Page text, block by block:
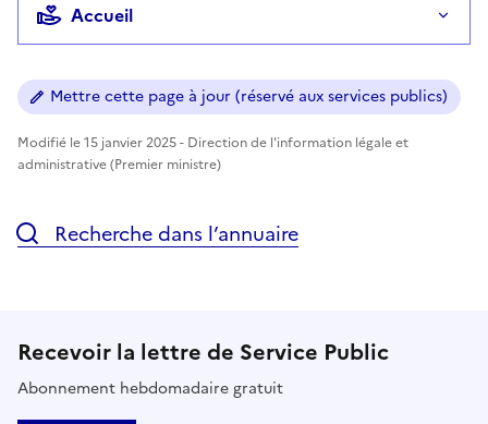
Accueil
Mettre cette page à jour (réservé aux services publics)
Modifié le 15 janvier 2025 - Direction de l'information légale et
administrative (Premier ministre)
Recherche dans l’annuaire
Recevoir la lettre de Service Public
Abonnement hebdomadaire gratuit